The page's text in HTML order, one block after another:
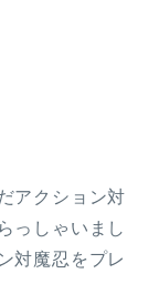
アクション対
っしゃいまし
対魔忍をプレ